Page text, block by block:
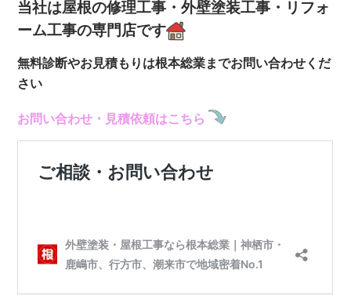
当社は屋根の修理工事・外壁塗装工事・リフォ
ーム工事の専門店です
無料診断やお見積もりは根本総業までお問い合わせくだ
さい
お問い合わせ・見積依頼はこちら